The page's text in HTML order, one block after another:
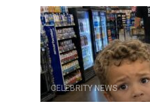
CELEBRITY NEWS